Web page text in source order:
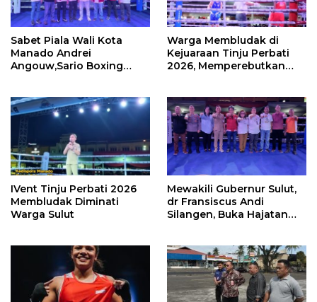
Sabet Piala Wali Kota
Manado Andrei
Angouw,Sario Boxing
Warga Membludak di
Kejuaraan Tinju Perbati
2026, Memperebutkan
IVent Tinju Perbati 2026
Membludak Diminati
Warga Sulut
Mewakili Gubernur Sulut,
dr Fransiscus Andi
Silangen, Buka Hajatan
Wali Kota Manado